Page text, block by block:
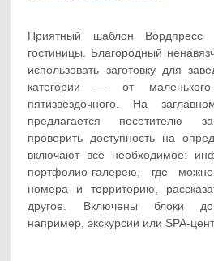
Приятный шаблон Вордпресс
гостиницы. Благородный
использовать заготовку для
категории — от
пятизвездочного. На
предлагается посетителю
проверить доступность на
включают все необходимое:
портфолио-галерею, где можно
номера и территорию,
другое. Включены блоки
например, экскурсии или SPA-